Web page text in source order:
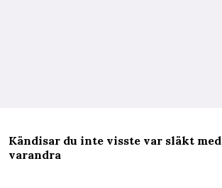
Kändisar du inte visste var släkt med
varandra